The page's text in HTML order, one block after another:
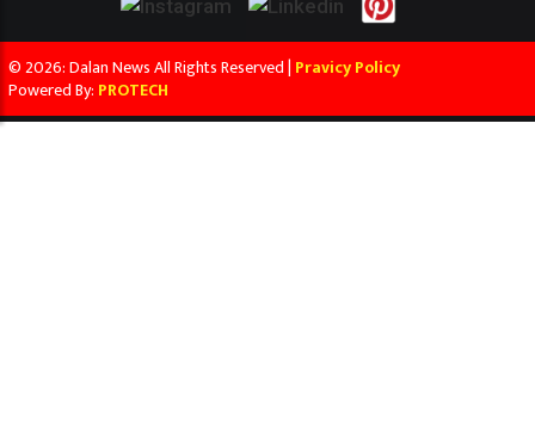
© 2026: Dalan News All Rights Reserved | Pravicy Policy
Powered By: PROTECH